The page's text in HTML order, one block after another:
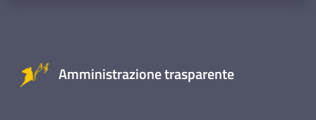
Amministrazione trasparente